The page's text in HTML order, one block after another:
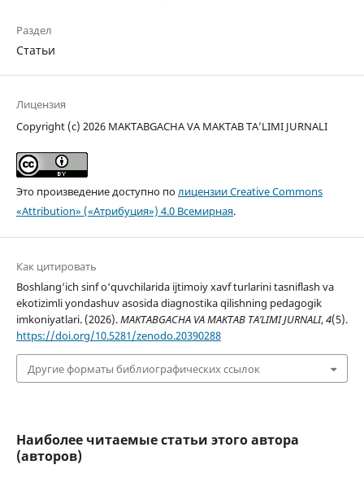
Раздел
Статьи
Лицензия
Copyright (c) 2026 MAKTABGACHA VA MAKTAB TA’LIMI JURNALI
Это произведение доступно полицензии Creative Commons
«Attribution» («Атрибуция») 4.0 Всемирная.
Как цитировать
Boshlang‘ich sinf o‘quvchilarida ijtimoiy xavf turlarini tasniflash va
ekotizimli yondashuv asosida diagnostika qilishning pedagogik
imkoniyatlari. (2026).MAKTABGACHA VA MAKTAB TA’LIMI JURNALI,4(5).
https://doi.org/10.5281/zenodo.20390288
Другие форматы библиографических ссылок
Наиболее читаемые статьи этого автора
(авторов)